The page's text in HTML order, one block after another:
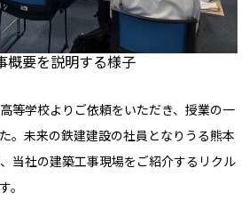
要を説明する様子
等学校よりご依頼をいただき、授業の一
。未来の鉄建建設の社員となりうる熊本
当社の建築工事現場をご紹介するリクル
。